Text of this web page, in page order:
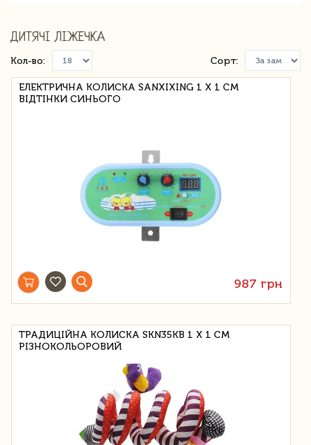
ДИТЯЧІ ЛІЖЕЧКА
Кол-во: Сорт:
ЕЛЕКТРИЧНА КОЛИСКА SANXIXING 1 Х 1 СМ
ВІДТІНКИ СИНЬОГО
987 грн
ТРАДИЦІЙНА КОЛИСКА SKN35KB 1 Х 1 СМ
РІЗНОКОЛЬОРОВИЙ